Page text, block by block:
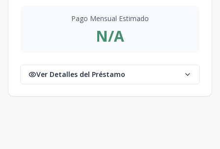
Pago Mensual Estimado
N/A
Ver Detalles del Préstamo